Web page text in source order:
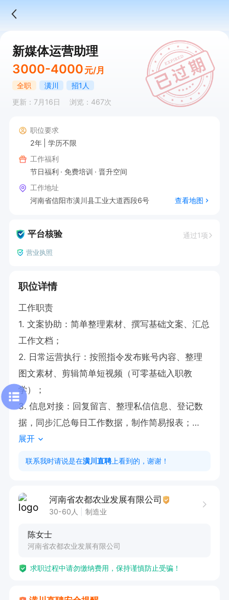
新媒体运营助理
3000-4000 元/月
全职 潢川
招1人
更新：7月16日
浏览：467次
职位要求
2年
学历不限
工作福利
节日福利
免费培训
晋升空间
工作地址
河南省信阳市潢川县工业大道西段6号
查看地图
平台核验 通过1项
营业执照
职位详情
工作职责
1. 文案协助：简单整理素材、撰写基础文案、汇总
工作文档；
2. 日常运营执行：按照指令发布账号内容、整理
图文素材、剪辑简单短视频（可零基础入职教
学）；
3. 信息对接：回复留言、整理私信信息、登记数
据，同步汇总每日工作数据，制作简易报表；
4. 辅助拍摄：视频拍摄、素材粗剪、素材库整
理。辅助场地协调
项事务；
作，做事踏实靠谱即可。
任职要求
展开
联系我时请说是在潢川直聘 上看到的，谢谢！
河南省农都农业发展有限公司
30-60人 制造业
陈女士
河南省农都农业发展有限公司
求职过程中请勿缴纳费用，保持谨慎防止受骗！